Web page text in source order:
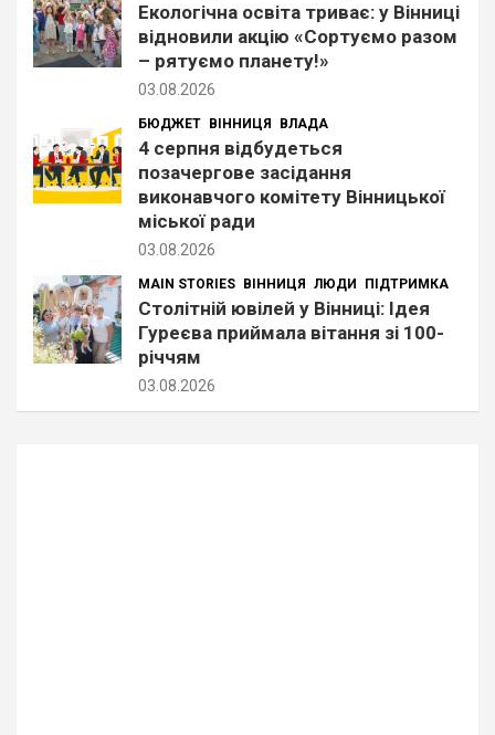
Екологічна освіта триває: у Вінниці
відновили акцію «Сортуємо разом
– рятуємо планету!»
03.08.2026
БЮДЖЕТ ВІННИЦЯ ВЛАДА
4 серпня відбудеться
позачергове засідання
виконавчого комітету Вінницької
міської ради
03.08.2026
MAIN STORIES ВІННИЦЯ ЛЮДИ ПІДТРИМКА
Столітній ювілей у Вінниці: Ідея
Гуреєва приймала вітання зі 100-
річчям
03.08.2026